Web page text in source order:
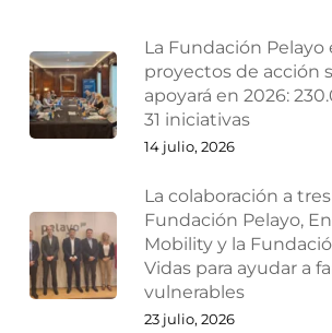
La Fundación Pelayo
proyectos de acción
apoyará en 2026:
31 iniciativas
14 julio, 2026
La colaboración a
Fundación Pelayo,
Mobility y la
Vidas para ayudar a
vulnerables
23 julio, 2026